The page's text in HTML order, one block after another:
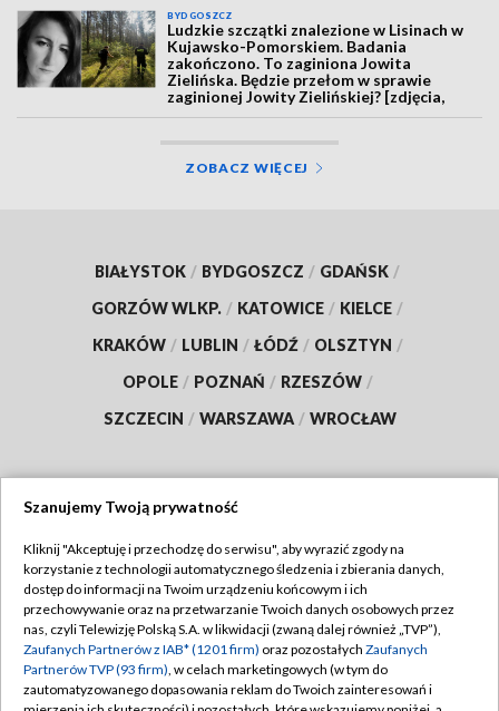
BYDGOSZCZ
Ludzkie szczątki znalezione w Lisinach w
Kujawsko-Pomorskiem. Badania
zakończono. To zaginiona Jowita
Zielińska. Będzie przełom w sprawie
zaginionej Jowity Zielińskiej? [zdjęcia,
wideo, aktualizacja]
ZOBACZ WIĘCEJ
BIAŁYSTOK / BYDGOSZCZ / GDAŃSK /
GORZÓW WLKP. / KATOWICE / KIELCE /
KRAKÓW / LUBLIN / ŁÓDŹ / OLSZTYN /
OPOLE / POZNAŃ / RZESZÓW /
SZCZECIN / WARSZAWA / WROCŁAW
TVP
Abonament TVP
Emisja w TVP
Centrum informacji TVP
Regulamin TVP
Polityka prywatności
Moje zgody
Szanujemy Twoją prywatność
Kliknij "Akceptuję i przechodzę do serwisu", aby wyrazić zgody na
korzystanie z technologii automatycznego śledzenia i zbierania danych,
dostęp do informacji na Twoim urządzeniu końcowym i ich
przechowywanie oraz na przetwarzanie Twoich danych osobowych przez
nas, czyli Telewizję Polską S.A. w likwidacji (zwaną dalej również „TVP”),
Zaufanych Partnerów z IAB* (1201 firm) oraz pozostałych Zaufanych
Partnerów TVP (93 firm), w celach marketingowych (w tym do
zautomatyzowanego dopasowania reklam do Twoich zainteresowań i